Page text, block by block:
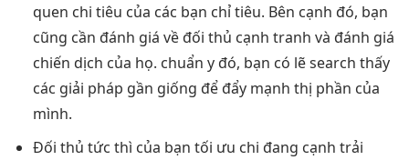
quen chi tiêu của các bạn chỉ tiêu. Bên cạnh đó, bạn
cũng cần đánh giá về đối thủ cạnh tranh và đánh giá
chiến dịch của họ. chuẩn y đó, bạn có lẽ search thấy
các giải pháp gần giống để đẩy mạnh thị phần của
mình.
Đối thủ tức thì của bạn tối ưu chi đang cạnh trải